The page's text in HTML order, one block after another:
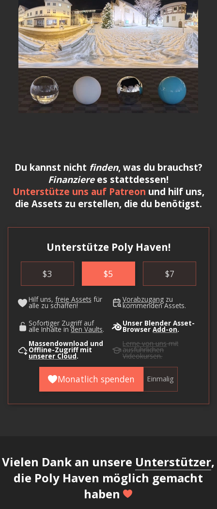
Du kannst nicht finden, was du brauchst?
Finanzierees stattdessen!
Unterstütze uns auf Patreon und hilf uns,
die Assets zu erstellen, die du benötigst.
Unterstütze Poly Haven!
$3 $5 $7
Hilf uns, freie Assets für
alle zu schaffen!
Vorabzugang zu
kommenden Assets.
Sofortiger Zugriff auf
alle Inhalte inden Vaults.
Unser Blender Asset-
BrowserAdd-on.
Massendownload und
Offline-Zugriff mit
unserer Cloud.
Lerne von unsmit
ausführlichen
Videokursen.
Monatlich spenden Einmalig
Vielen Dank an unsere Unterstützer,
die Poly Haven möglich gemacht
haben